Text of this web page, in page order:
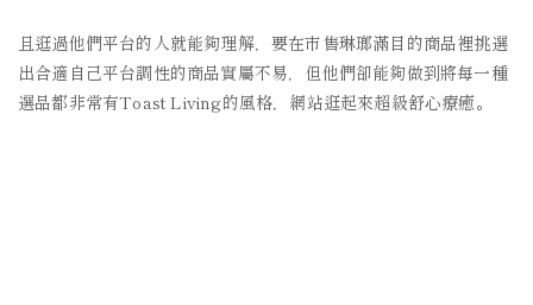
且逛過他們平台的人就能夠理解，要在市售琳瑯滿目的商品裡挑選
出合適自己平台調性的商品實屬不易，但他們卻能夠做到將每一種
選品都非常有Toast Living的風格，網站逛起來超級舒心療癒。